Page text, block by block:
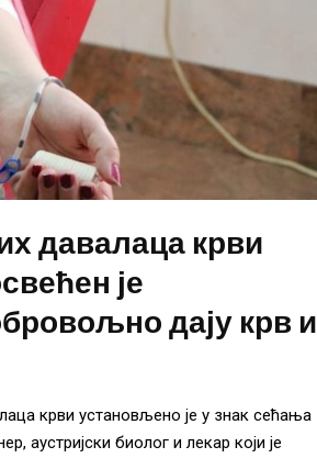
давалаца крви
је
дају крв и
крви установљено је у знак сећања
аустријски биолог и лекар који је